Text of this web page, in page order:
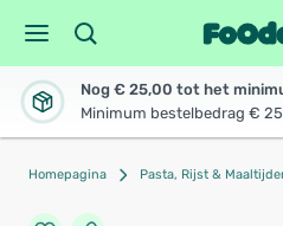
Nog € 25,00 tot het
Minimum bestelbedrag €
Homepagina Pasta, Rijst &